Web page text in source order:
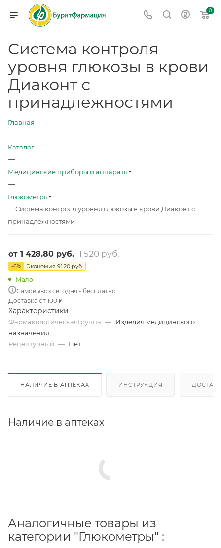
0
Система контроля
уровня глюкозы в крови
Диаконт с
принадлежностями
Главная
—
Каталог
—
Медицинские приборы и аппараты
—
Глюкометры
—Система контроля уровня глюкозы в крови Диаконт с
принадлежностями
от 1 428.80 руб. 1 520 руб.
-6% Экономия 91.20 руб.
Мало
Самовывоз сегодня - бесплатно
Доставка от 100 ₽
Характеристики
ФармакологическаяГруппа — Изделия медицинского
назначения
Рецептурный — Нет
НАЛИЧИЕ В АПТЕКАХ ИНСТРУКЦИЯ
Наличие в аптеках
Аналогичные товары из
категории "Глюкометры" :